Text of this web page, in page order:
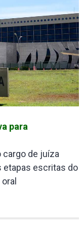
para
cargo de juíza
etapas escritas do